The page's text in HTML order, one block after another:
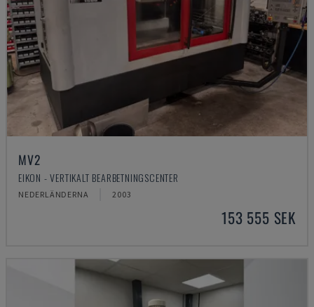
MV2
EIKON - VERTIKALT BEARBETNINGSCENTER
NEDERLÄNDERNA 2003
153 555 SEK